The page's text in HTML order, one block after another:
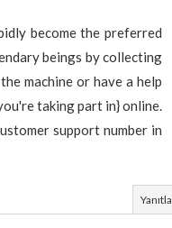
become the preferred
beings by collecting
machine or have a help
taking part in} online.
support number in
Yanıtla